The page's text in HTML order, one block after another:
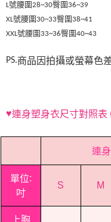
L號腰圍28~30臀圍36~39
XL號腰圍30~33臀圍38~41
XXL號腰圍33~36臀圍40~43
PS.商品因拍攝或螢幕色
♥連身塑身衣尺寸對照表
連
單位:
吋
S M